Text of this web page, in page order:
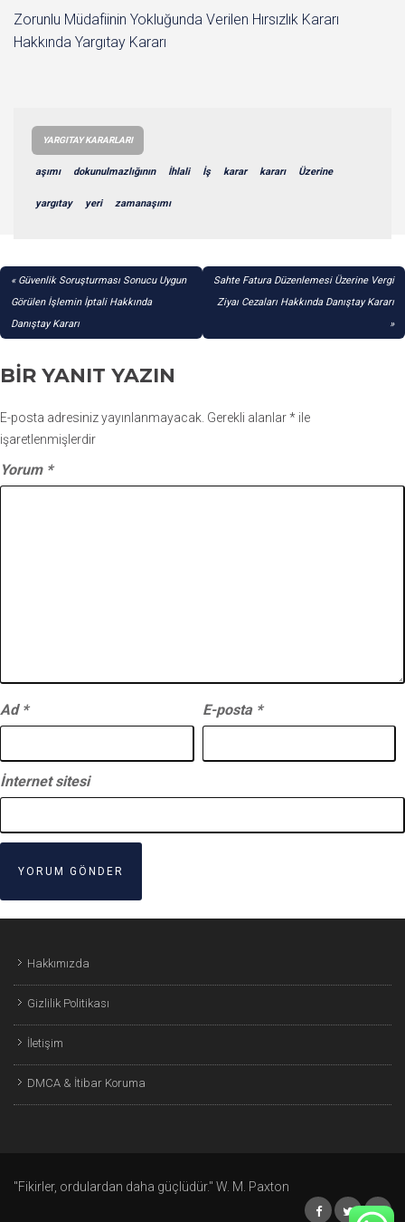
Zorunlu Müdafiinin Yokluğunda Verilen Hırsızlık Kararı
Hakkında Yargıtay Kararı
YARGITAY KARARLARI
aşımı dokunulmazlığının İhlali İş karar kararı Üzerine
yargıtay yeri zamanaşımı
YAZI
GEZINMESI
Güvenlik Soruşturması Sonucu Uygun
Görülen İşlemin İptali Hakkında
Danıştay Kararı
Sahte Fatura Düzenlemesi Üzerine Vergi
Ziyaı Cezaları Hakkında Danıştay Kararı
BIR YANIT YAZIN
E-posta adresiniz yayınlanmayacak. Gerekli alanlar* ile
işaretlenmişlerdir
Yorum *
Ad * E-posta *
İnternet sitesi
Hakkımızda
Gizlilik Politikası
İletişim
DMCA & İtibar Koruma
"Fikirler, ordulardan daha güçlüdür." W. M. Paxton